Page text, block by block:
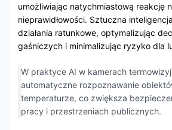
umożliwiając natychmiastową reakcję
nieprawidłowości. Sztuczna
działania ratunkowe, optymalizując
gaśniczych i minimalizując ryzyko dla
W praktyce AI w kamerach
automatyczne rozpoznawanie
temperaturze, co zwiększa
pracy i przestrzeniach publicznych.